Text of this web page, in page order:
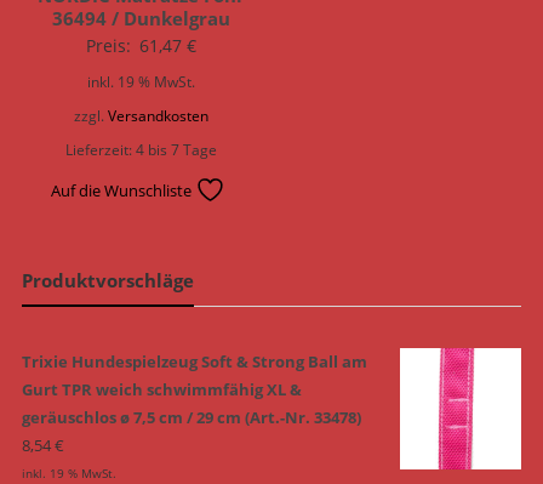
36494 / Dunkelgrau
Preis: 61,47€
inkl. 19 % MwSt.
zzgl.Versandkosten
Lieferzeit:4 bis 7 Tage
Auf die Wunschliste
Produktvorschläge
Trixie Hundespielzeug Soft & Strong Ball am
Gurt TPR weich schwimmfähig XL &
geräuschlos ø 7,5 cm / 29 cm (Art.-Nr. 33478)
8,54€
inkl. 19 % MwSt.